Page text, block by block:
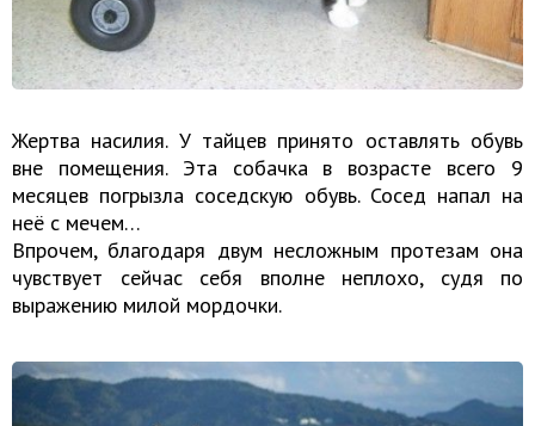
Жертва насилия. У тайцев принято оставлять обувь
вне помещения. Эта собачка в возрасте всего 9
месяцев погрызла соседскую обувь. Сосед напал на
неё с мечем…
Впрочем, благодаря двум несложным протезам она
чувствует сейчас себя вполне неплохо, судя по
выражению милой мордочки.